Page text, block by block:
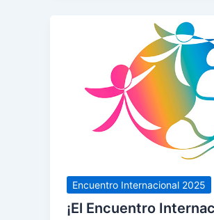
Encuentro Internacional 2025
¡El Encuentro